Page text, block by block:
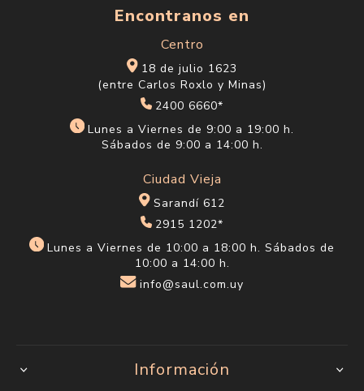
Encontranos en
Centro
18 de julio 1623
(entre Carlos Roxlo y Minas)
2400 6660*
Lunes a Viernes de 9:00 a 19:00 h.
Sábados de 9:00 a 14:00 h.
Ciudad Vieja
Sarandí 612
2915 1202*
Lunes a Viernes de 10:00 a 18:00 h. Sábados de
10:00 a 14:00 h.
info@saul.com.uy
Información